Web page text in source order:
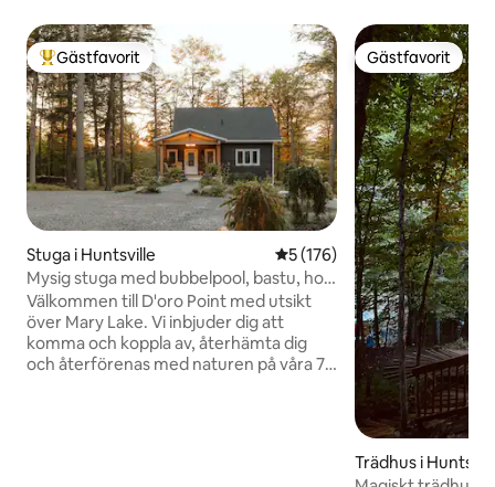
Populär gästfavorit
Gästfavorit
Stuga i Huntsville 5 av 5 i genomsnittligt
5 (176)
Mysig stuga med bubbelpool, bastu, hot
yoga studio.
Välkommen till D'oro Point med utsikt
över Mary Lake. Vi inbjuder dig att
komma och koppla av, återhämta dig
och återförenas med naturen på våra 7,5
Gästfavorit
Gästfavorit
Trädhus i